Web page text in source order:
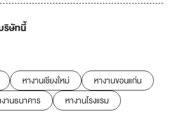
ริษัทนี้
หางานเชียงใหม่
หางานขอนแก่น
านธนาคาร หางานโรงแรม